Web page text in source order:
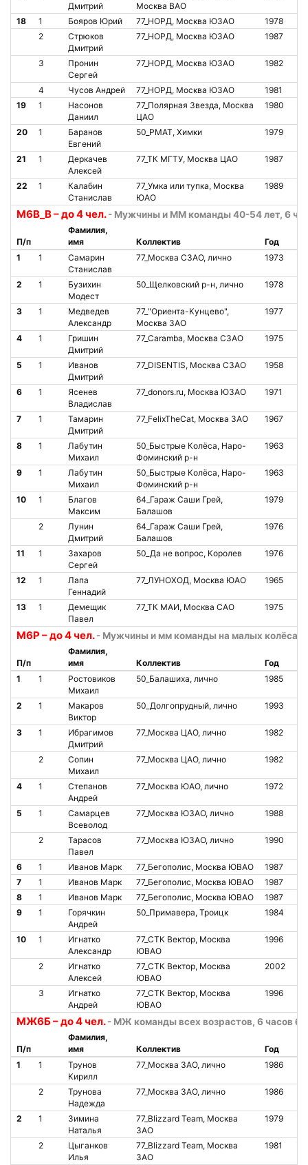
Дмитрий
Москва ВАО
18 1 Бояров Юрий 77_НОРД, Москва ЮЗАО 1978
2
Стрюков
Дмитрий
77_НОРД, Москва ЮЗАО 1987
3
Пронин
Сергей
77_НОРД, Москва ЮЗАО 1982
4 Чусов Андрей 77_НОРД, Москва ЮЗАО 1981
19 1
Насонов
Даниил
77_Полярная Звезда, Москва
ЦАО
1980
20 1
Баранов
Евгений
50_РМАТ, Химки 1979
21 1
Деркачев
Алексей
77_ТК МГТУ, Москва ЦАО 1987
22 1
Калабин
Станислав
77_Умка или тупка, Москва
ЮАО
1989
М6В_В – до 4 чел. - Мужчины и ММ команды 40-54 лет, 6 ч.
П/п
Фамилия,
имя
Коллектив Год
1
1
Самарин
Станислав
77_Москва СЗАО, лично 1973
2 1
Бузихин
Модест
50_Щелковский р-н, лично 1978
3 1
Медведев
Александр
77_"Ориента-Кунцево",
Москва ЗАО
1977
4 1
Гришин
Дмитрий
77_Caramba, Москва СЗАО 1975
5 1
Иванов
Дмитрий
77_DISENTIS, Москва СЗАО 1958
6 1
Ясенев
Владислав
77_donors.ru, Москва ЮЗАО 1971
7 1
Тамарин
Дмитрий
77_FelixTheCat, Москва ЗАО 1967
8 1
Лабутин
Михаил
50_Быстрые Колёса, Наро-
Фоминский р-н
1963
9 1
Лабутин
Михаил
50_Быстрые Колёса, Наро-
Фоминский р-н
1963
10 1
Благов
Максим
64_Гараж Саши Грей,
Балашов
1979
2
Лунин
Дмитрий
64_Гараж Саши Грей,
Балашов
1976
11 1
Захаров
Сергей
50_Да не вопрос, Королев 1976
12 1
Лапа
Геннадий
77_ЛУНОХОД, Москва ЮАО 1965
13 1
Демещик
Павел
77_ТК МАИ, Москва САО 1975
М6Р – до 4 чел. - Мужчины и мм команды на малых
П/п
Фамилия,
имя
Коллектив Год
1
1
Ростовиков
Михаил
50_Балашиха, лично 1985
2 1
Макаров
Виктор
50_Долгопрудный, лично 1993
3 1
Ибрагимов
Дмитрий
77_Москва ЦАО, лично 1982
2
Сопин
Михаил
77_Москва ЦАО, лично 1982
4 1
Степанов
Андрей
77_Москва ЮАО, лично 1972
5 1
Самарцев
Всеволод
77_Москва ЮЗАО, лично 1988
2
Тарасов
Павел
77_Москва ЮЗАО, лично 1990
6 1 Иванов Марк 77_Бегополис, Москва ЮВАО 1987
7 1 Иванов Марк 77_Бегополис, Москва ЮВАО 1987
8 1 Иванов Марк 77_Бегополис, Москва ЮВАО 1987
9 1
Горячкин
Андрей
50_Примавера, Троицк 1984
10 1
Игнатко
Александр
77_СТК Вектор, Москва
ЮВАО
1996
2
Игнатко
Алексей
77_СТК Вектор, Москва
ЮВАО
2002
3
Игнатко
Андрей
77_СТК Вектор, Москва
ЮВАО
1996
МЖ6Б – до 4 чел. - МЖ команды всех возрастов, 6 часов
П/п
Фамилия,
имя
Коллектив Год
1
1
Трунов
Кирилл
77_Москва ЗАО, лично 1986
2
Трунова
Надежда
77_Москва ЗАО, лично 1986
2 1
Зимина
Наталья
77_Blizzard Team, Москва
ЗАО
1979
2
Цыганков
Илья
77_Blizzard Team, Москва
ЗАО
1981